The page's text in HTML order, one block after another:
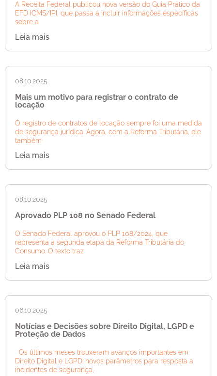
A Receita Federal publicou nova versão do Guia Prático da
EFD ICMS/IPI, que passa a incluir informações específicas
sobre a
Leia mais
08.10.2025
Mais um motivo para registrar o contrato de
locação
O registro de contratos de locação sempre foi uma medida
de segurança jurídica. Agora, com a Reforma Tributária, ele
também
Leia mais
08.10.2025
Aprovado PLP 108 no Senado Federal
O Senado Federal aprovou o PLP 108/2024, que
representa a segunda etapa da Reforma Tributária do
Consumo. O texto traz
Leia mais
06.10.2025
Notícias e Decisões sobre Direito Digital, LGPD e
Proteção de Dados
Os últimos meses trouxeram avanços importantes em
Direito Digital e LGPD: novos parâmetros para resposta a
incidentes de segurança,